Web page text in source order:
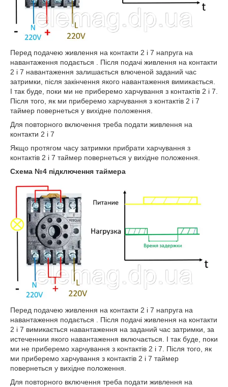
Перед подачею живлення на контакти 2 і 7 напруга на
навантаження подається . Після подачі живлення на контакти
2 і 7 навантаження залишається влюченой заданий час
затримки, після закінчення якого навантаження вимикається.
І так буде, поки ми не приберемо харчування з контактів 2 і 7.
Після того, як ми приберемо харчування з контактів 2 і 7
таймер повернеться у вихідне положення.
Для повторного включення треба подати живлення на
контакти 2 і 7
Якщо протягом часу затримки прибрати харчування з
контактів 2 і 7 таймер повернеться у вихідне положення.
Схема №4 підключення таймера
Перед подачею живлення на контакти 2 і 7 напруга на
навантаження подається . Після подачі живлення на контакти
2 і 7 вимикається навантаження на заданий час затримки, за
истеченнии якого навантаження включається. І так буде, поки
ми не приберемо харчування з контактів 2 і 7. Після того, як
ми приберемо харчування з контактів 2 і 7 таймер
повернеться у вихідне положення.
Для повторного включення треба подати живлення на